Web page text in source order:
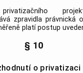
zpravidla právnická
platí postup
§ 10
o privatizaci